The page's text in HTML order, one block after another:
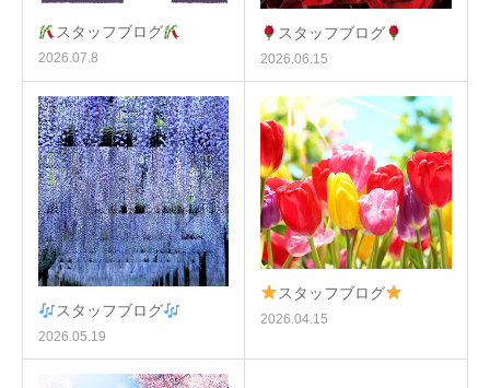
スタッフブログ
2026.07.8
スタッフブログ
2026.06.15
スタッフブログ
2026.05.19
スタッフブログ
2026.04.15